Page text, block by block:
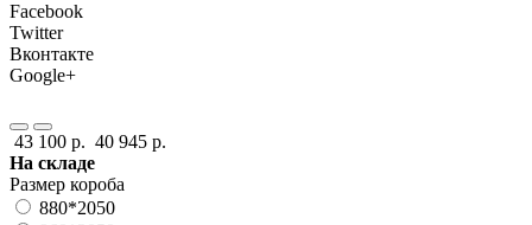
Facebook
Twitter
Вконтакте
Google+
43 100 р. 40 945 р.
На складе
Размер короба
880*2050